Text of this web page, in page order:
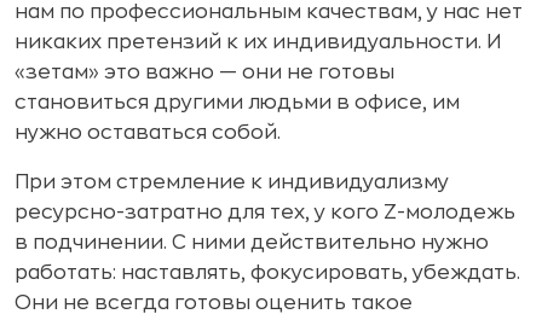
нам по профессиональным качествам, у нас нет
никаких претензий к их индивидуальности. И
«зетам» это важно — они не готовы
становиться другими людьми в офисе, им
нужно оставаться собой.
При этом стремление к индивидуализму
ресурсно-затратно для тех, у кого Z-молодежь
в подчинении. С ними действительно нужно
работать: наставлять, фокусировать, убеждать.
Они не всегда готовы оценить такое